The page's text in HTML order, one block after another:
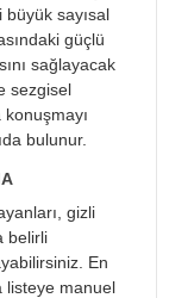
sayısal
güçlü
sağlayacak
sezgisel
bulunur.
gizli
belirli
En
listeye manuel